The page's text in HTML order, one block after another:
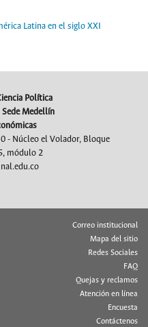
Latina en el siglo XXI
Política
Medellín
- Núcleo el Volador, Bloque
módulo 2
Correo institucional
Mapa del sitio
Redes Sociales
FAQ
Quejas y reclamos
Atención en línea
Encuesta
Contáctenos